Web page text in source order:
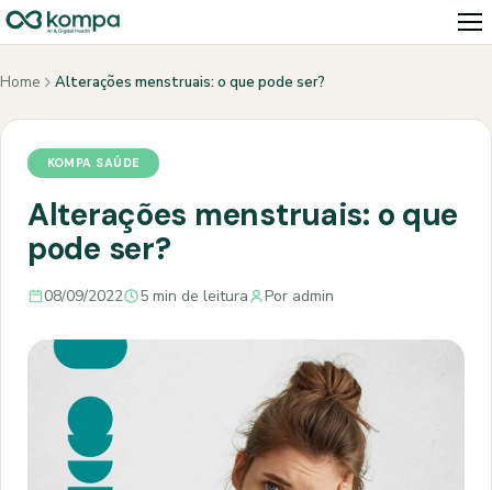
Home Alterações menstruais: o que pode ser?
KOMPA SAÚDE
Alterações menstruais: o que
pode ser?
08/09/2022 5 min de leitura Por admin